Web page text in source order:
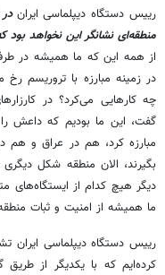
رییس دستگاه دیپلماسی ایران
منطقه‌ای نشانگر این نخواهد
از همه این که ما همیشه در
در زمینه مبارزه با تروریسم
چه کارهایی می‌کرد؟ در
گفت، این ما بودیم که داعش را
مبارزه کرد، هم در عراق و هم
بگیرند، الان منطقه شکل
دیگر هیچ کدام از ایستگاه‌های
ما همیشه از امنیت و ثبات
رییس دستگاه دیپلماسی ایران
کرده‌ایم که با یکدیگر از